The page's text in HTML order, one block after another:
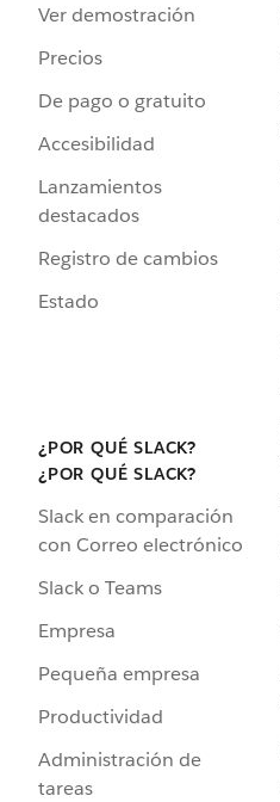
Ver demostración
Precios
De pago o gratuito
Accesibilidad
Lanzamientos
destacados
Registro de cambios
Estado
¿POR QUÉ SLACK?
¿POR QUÉ SLACK?
Slack en comparación
con Correo electrónico
Slack o Teams
Empresa
Pequeña empresa
Productividad
Administración de
tareas